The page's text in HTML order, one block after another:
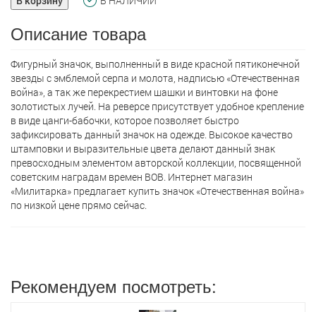
Описание товара
Фигурный значок, выполненный в виде красной пятиконечной
звезды с эмблемой серпа и молота, надписью «Отечественная
война», а так же перекрестием шашки и винтовки на фоне
золотистых лучей. На реверсе присутствует удобное крепление
в виде цанги-бабочки, которое позволяет быстро
зафиксировать данный значок на одежде. Высокое качество
штамповки и выразительные цвета делают данный знак
превосходным элементом авторской коллекции, посвященной
советским наградам времен ВОВ. Интернет магазин
«Милитарка» предлагает кyпить значок «Отечественная война»
по низкой цене прямо сейчас.
Рекомендуем посмотреть: